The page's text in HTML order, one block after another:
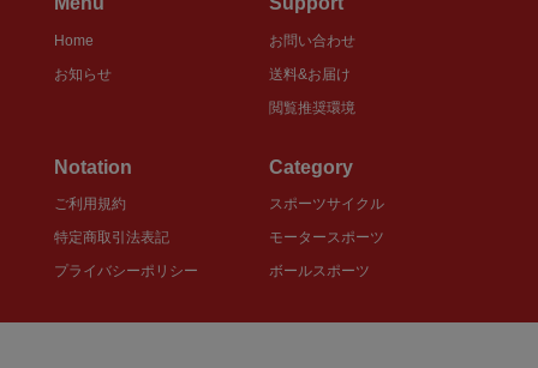
Home
お知らせ
お問い合わせ
送料&お届け
閲覧推奨環境
Notation
ご利用規約
特定商取引法表記
プライバシーポリシー
Category
スポーツサイクル
モータースポーツ
ボールスポーツ